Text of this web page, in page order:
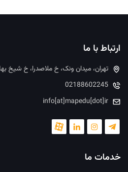
ارتباط با ما
تهران، میدان ونک، خ ملاصدرا، خ شیخ
02188602245
info[at]mapedu[dot]ir
خدمات ما